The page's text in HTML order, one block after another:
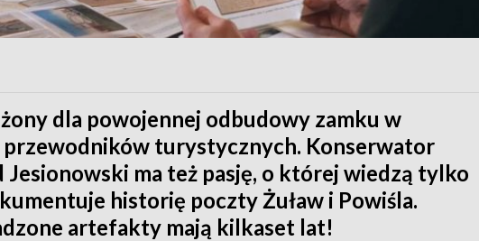
dla powojennej odbudowy zamku w
turystycznych. Konserwator
ma też pasję, o której wiedzą tylko
historię poczty Żuław i Powiśla.
artefakty mają kilkaset lat!